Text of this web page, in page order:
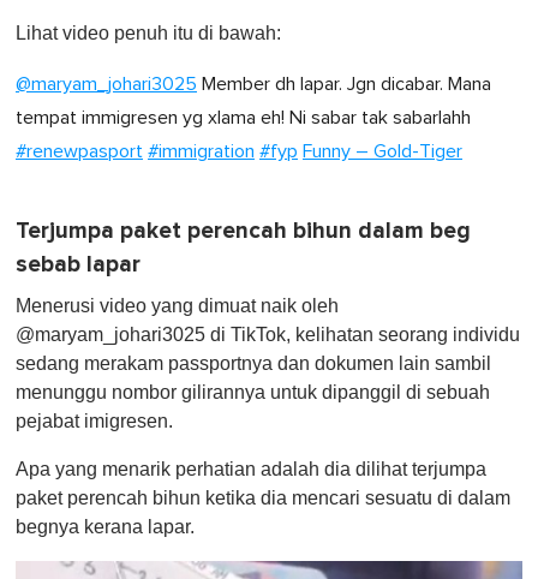
u
,
Lihat video penuh itu di bawah:
@maryam_johari3025 Member dh lapar. Jgn dicabar. Mana
tempat immigresen yg xlama eh! Ni sabar tak sabarlahh
#renewpasport #immigration #fyp Funny – Gold-Tiger
Terjumpa paket perencah bihun dalam beg
sebab lapar
Menerusi video yang dimuat naik oleh
@maryam_johari3025 di TikTok, kelihatan seorang individu
sedang merakam passportnya dan dokumen lain sambil
menunggu nombor gilirannya untuk dipanggil di sebuah
pejabat imigresen.
Apa yang menarik perhatian adalah dia dilihat terjumpa
paket perencah bihun ketika dia mencari sesuatu di dalam
begnya kerana lapar.